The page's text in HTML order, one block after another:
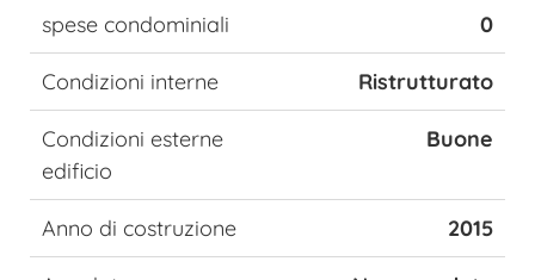
spese condominiali 0
Condizioni interne Ristrutturato
Condizioni esterne
edificio
Buone
Anno di costruzione 2015